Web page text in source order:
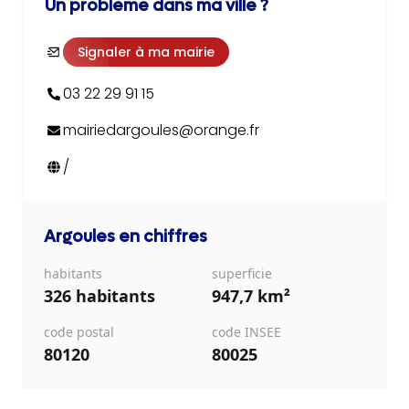
Un problème dans ma ville ?
Signaler à ma mairie
03 22 29 91 15
mairiedargoules@orange.fr
/
Argoules en chiffres
habitants
326 habitants
superficie
947,7 km²
code postal
80120
code INSEE
80025